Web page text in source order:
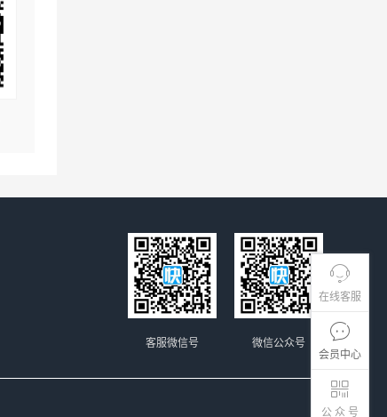
在线客服
会员中心
公 众 号
微信公众号
客服微信号